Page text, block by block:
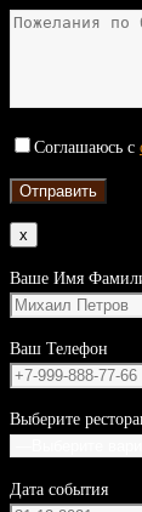
Соглашаюсь с
x
Ваше Имя
Ваш Телефон
Выберите
Дата события